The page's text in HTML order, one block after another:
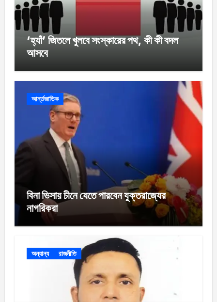
‘হ্যাঁ’ জিতলে খুলবে সংস্কারের পথ, কী কী বদল
আসবে
আর্ন্তজাতিক
বিনা ভিসায় চীনে যেতে পারবেন যুক্তরাজ্যের
নাগরিকরা
অন্যান্য রাজনীতি